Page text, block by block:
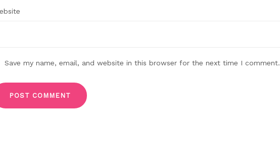
Save my name, email, and website in this browser for the next time I comment.